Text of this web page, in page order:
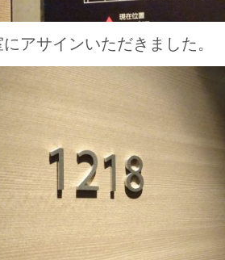
アサインいただきました。